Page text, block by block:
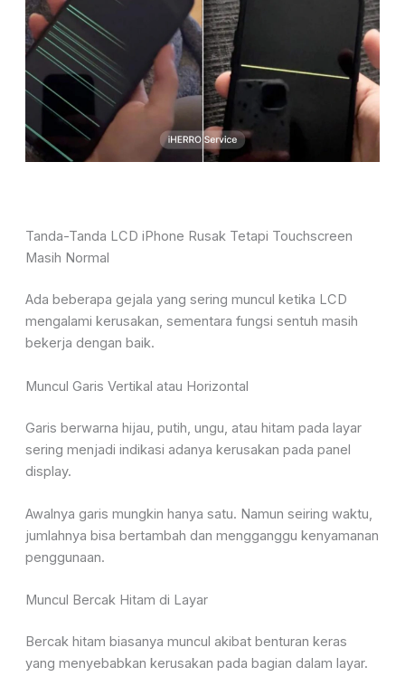
Tanda-Tanda LCD iPhone Rusak Tetapi Touchscreen
Masih Normal
Ada beberapa gejala yang sering muncul ketika LCD
mengalami kerusakan, sementara fungsi sentuh masih
bekerja dengan baik.
Muncul Garis Vertikal atau Horizontal
Garis berwarna hijau, putih, ungu, atau hitam pada layar
sering menjadi indikasi adanya kerusakan pada panel
display.
Awalnya garis mungkin hanya satu. Namun seiring waktu,
jumlahnya bisa bertambah dan mengganggu kenyamanan
penggunaan.
Muncul Bercak Hitam di Layar
Bercak hitam biasanya muncul akibat benturan keras
yang menyebabkan kerusakan pada bagian dalam layar.